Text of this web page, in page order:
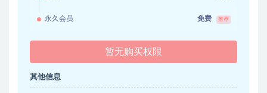
永久会员 免费 推荐
暂无购买权限
其他信息